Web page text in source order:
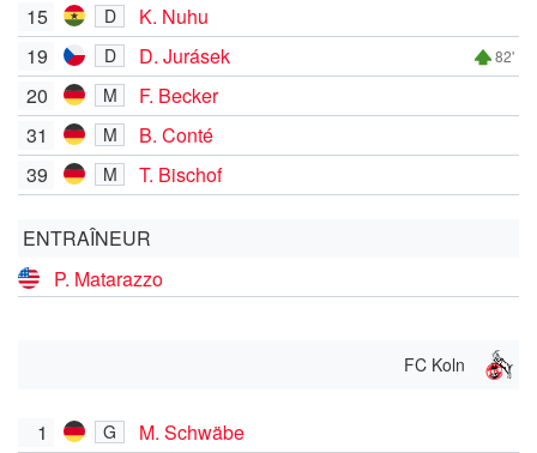
15
D
K. Nuhu
19
D D. Jurásek 82'
20 M
F. Becker
31
M
B. Conté
39
M T. Bischof
ENTRAÎNEUR
P. Matarazzo
FC Koln
1 G
M. Schwäbe